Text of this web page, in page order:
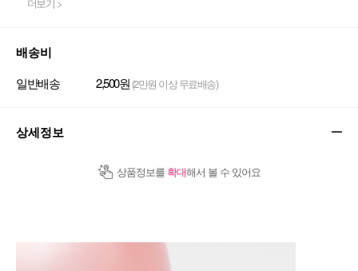
배송비
일반배송 2,500원 (2만원 이상 무료배송)
상세정보
상품정보를 확대해서 볼 수 있어요